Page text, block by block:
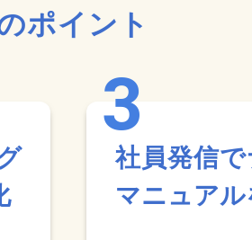
ポイント
社員発信
マニュア